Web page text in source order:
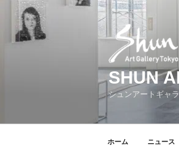
SHUN
シュンアートギャ
ホーム ニュース